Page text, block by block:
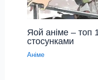
Яой аніме – топ
стосунками
Аніме